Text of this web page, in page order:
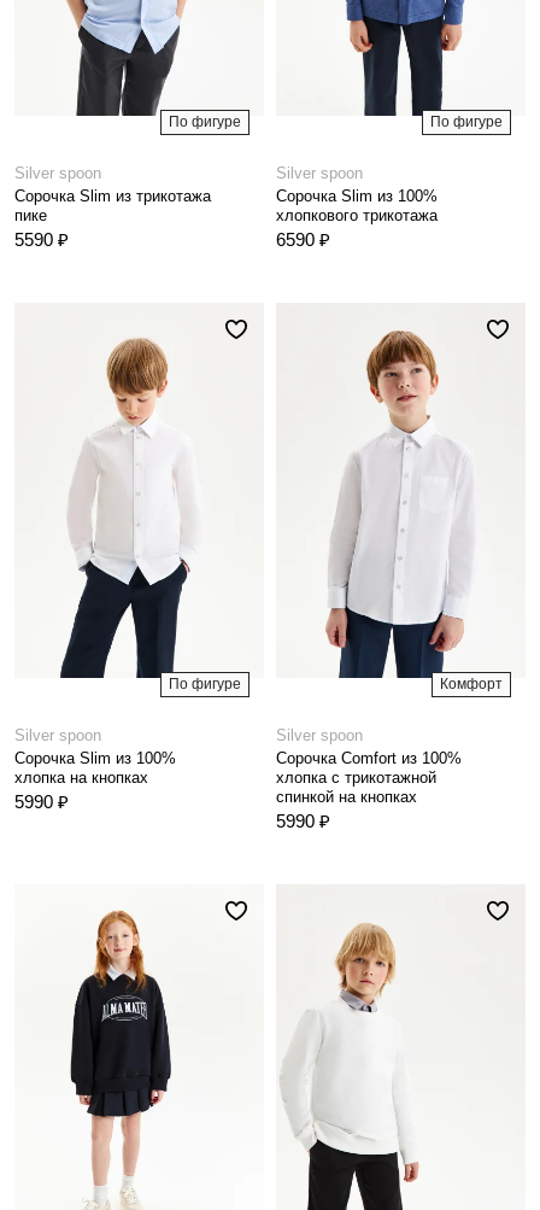
По фигуре
Silver spoon
Сорочка Slim из трикотажа
пике
5590 ₽
По фигуре
Silver spoon
Сорочка Slim из 100%
хлопкового трикотажа
6590 ₽
По фигуре
Silver spoon
Сорочка Slim из 100%
хлопка на кнопках
5990 ₽
Комфорт
Silver spoon
Сорочка Comfort из 100%
хлопка с трикотажной
спинкой на кнопках
5990 ₽